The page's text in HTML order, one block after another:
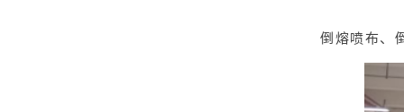
倒熔喷布、